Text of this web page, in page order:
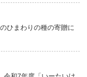
ひまわりの種の寄贈に